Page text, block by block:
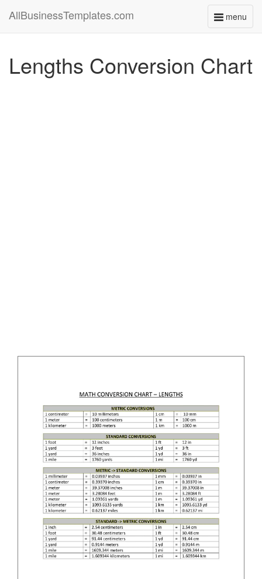
menu
Toggle
AllBusinessTemplates.com
Lengths Conversion Chart